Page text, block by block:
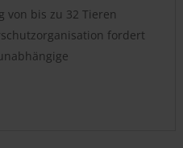
von bis zu 32 Tieren
fordert